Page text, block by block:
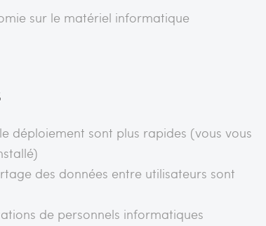
sur le matériel informatique
déploiement sont plus rapides (vous vous
des données entre utilisateurs sont
de personnels informatiques